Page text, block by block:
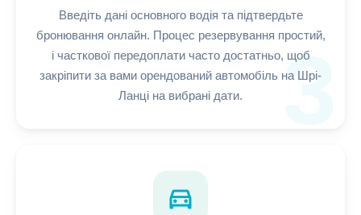
3
Введіть дані основного водія та підтвердьте
бронювання онлайн. Процес резервування простий,
і часткової передоплати часто достатньо, щоб
закріпити за вами орендований автомобіль на Шрі-
Ланці на вибрані дати.
directions_car